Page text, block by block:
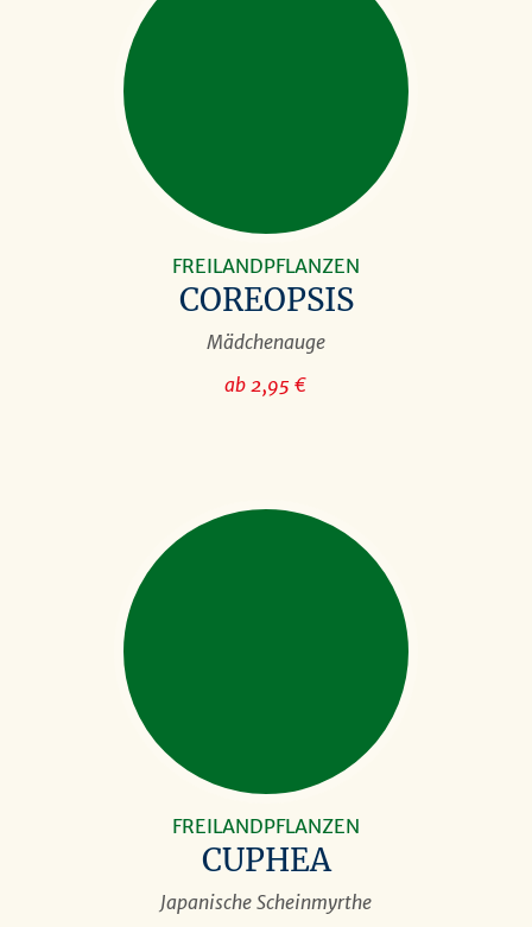
COREOPSIS
FREILANDPFLANZEN
Mädchenauge
ab 2,95 €
CUPHEA
FREILANDPFLANZEN
Japanische Scheinmyrthe